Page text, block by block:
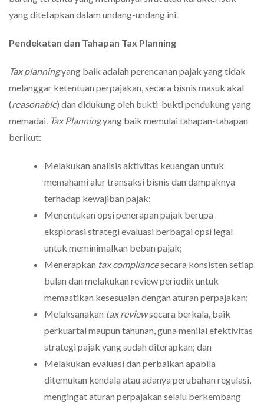
yang ditetapkan dalam undang-undang ini.
Pendekatan dan Tahapan Tax Planning
Tax planningyang baik adalah perencanan pajak yang tidak
melanggar ketentuan perpajakan, secara bisnis masuk akal
(reasonable) dan didukung oleh bukti-bukti pendukung yang
memadai. Tax Planningyang baik memulai tahapan-tahapan
berikut:
Melakukan analisis aktivitas keuangan untuk
memahami alur transaksi bisnis dan dampaknya
terhadap kewajiban pajak;
Menentukan opsi penerapan pajak berupa
eksplorasi strategi evaluasi berbagai opsi legal
untuk meminimalkan beban pajak;
Menerapkan tax compliancesecara konsisten setiap
bulan dan melakukan review periodik untuk
memastikan kesesuaian dengan aturan perpajakan;
Melaksanakan tax reviewsecara berkala, baik
perkuartal maupun tahunan, guna menilai efektivitas
strategi pajak yang sudah diterapkan; dan
Melakukan evaluasi dan perbaikan apabila
ditemukan kendala atau adanya perubahan regulasi,
mengingat aturan perpajakan selalu berkembang